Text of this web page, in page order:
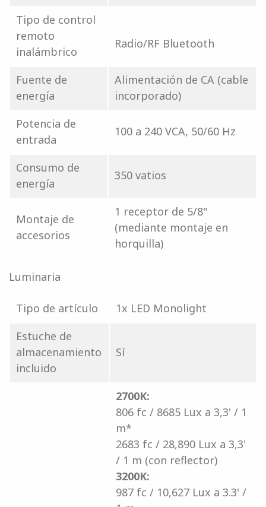
Tipo de control
remoto
inalámbrico
Radio/RF Bluetooth
Fuente de
energía
Alimentación de CA (cable
incorporado)
Potencia de
entrada
100 a 240 VCA, 50/60 Hz
Consumo de
energía
350 vatios
Montaje de
accesorios
1 receptor de 5/8"
(mediante montaje en
horquilla)
Luminaria
Tipo de artículo
1x LED Monolight
Estuche de
almacenamiento
incluido
Sí
2700K:
806 fc / 8685 Lux a 3,3' / 1
m*
2683 fc / 28,890 Lux a 3,3'
/ 1 m (con reflector)
3200K:
987 fc / 10,627 Lux a 3.3' /